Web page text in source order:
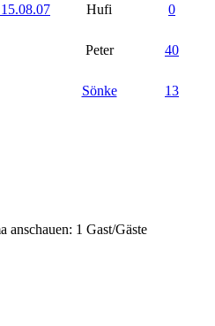
Hufi 0
Peter 40
Sönke 13
anschauen: 1 Gast/Gäste